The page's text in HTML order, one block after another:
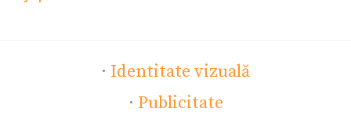
· Identitate vizuală
· Publicitate